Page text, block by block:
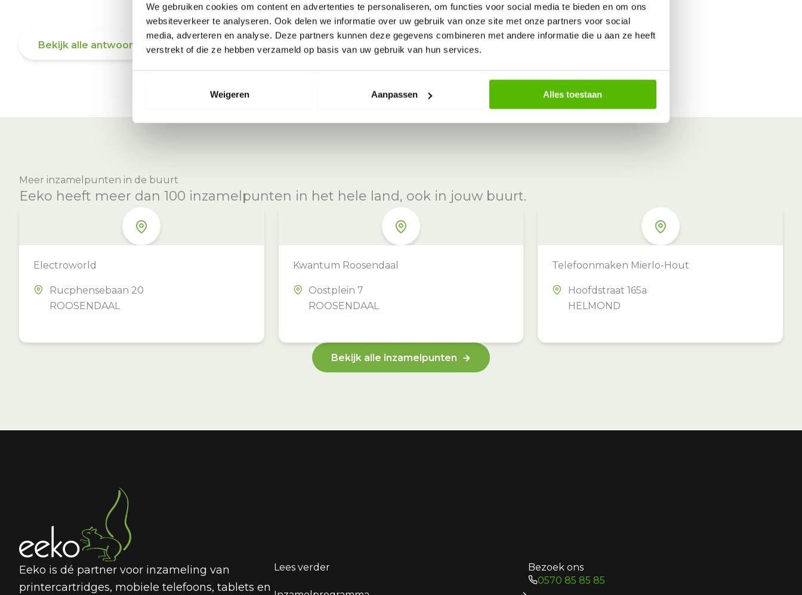
We gebruiken cookies om content en advertenties te personaliseren, om functies voor social media te bieden en om ons
websiteverkeer te analyseren. Ook delen we informatie over uw gebruik van onze site met onze partners voor social
media, adverteren en analyse. Deze partners kunnen deze gegevens combineren met andere informatie die u aan ze heeft
verstrekt of die ze hebben verzameld op basis van uw gebruik van hun services.
Weigeren Aanpassen Alles toestaan
Bekijk alle antwoorden
Meer inzamelpunten in de buurt
Eeko heeft meer dan 100 inzamelpunten in het hele land, ook in jouw buurt.
Electroworld
Rucphensebaan 20
ROOSENDAAL
Kwantum Roosendaal
Oostplein 7
ROOSENDAAL
Telefoonmaken Mierlo-Hout
Hoofdstraat 165a
HELMOND
Bekijk alle inzamelpunten
Eeko is dé partner voor inzameling van
printercartridges, mobiele telefoons, tablets en
Lees verder
Bezoek ons
0570 85 85 85